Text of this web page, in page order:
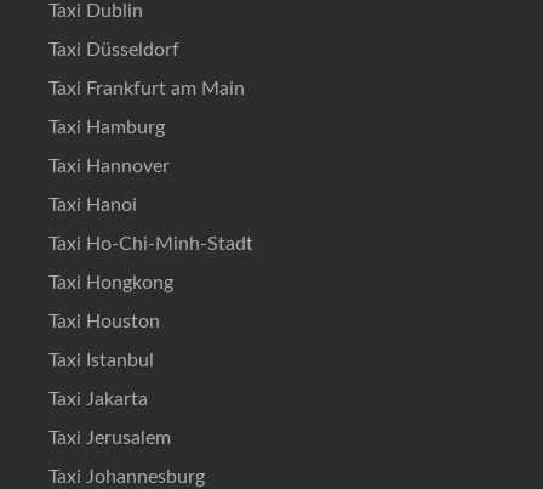
Taxi Dublin
Taxi Düsseldorf
Taxi Frankfurt am Main
Taxi Hamburg
Taxi Hannover
Taxi Hanoi
Taxi Ho-Chi-Minh-Stadt
Taxi Hongkong
Taxi Houston
Taxi Istanbul
Taxi Jakarta
Taxi Jerusalem
Taxi Johannesburg